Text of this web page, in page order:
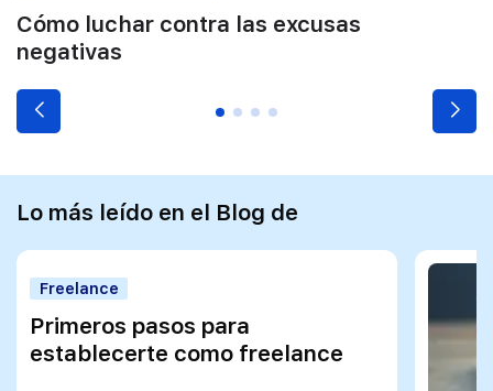
Cómo luchar contra las excusas
negativas
Lo más leído en el Blog de
Freelance
Primeros pasos para
establecerte como freelance